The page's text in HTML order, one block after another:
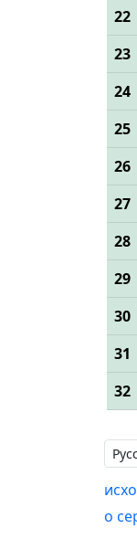
22
23
24
25
26
27
28
29
30
31
32
о